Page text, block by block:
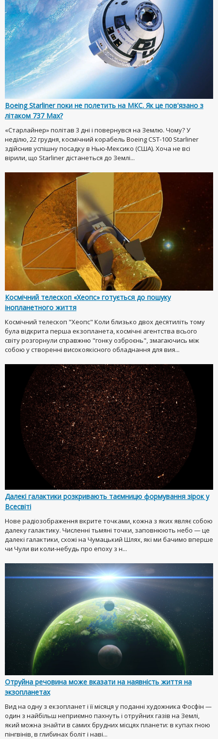
Boeing Starliner поки не полетить на МКС. Як це пов'язано з
літаком 737 Max?
«Старлайнер» політав 3 дні і повернувся на Землю. Чому? У
неділю, 22 грудня, космічний корабель Boeing CST-100 Starliner
здійснив успішну посадку в Нью-Мексико (США). Хоча не всі
вірили, що Starliner дістанеться до Землі...
Космічний телескоп «Хеопс» готується до пошуку
інопланетного життя
Космічний телескоп "Хеопс" Коли близько двох десятиліть тому
була відкрита перша екзопланета, космічні агентства всього
світу розгорнули справжню "гонку озброєнь", змагаючись між
собою у створенні високоякісного обладнання для вия...
Далекі галактики розкривають таємницю формування зірок у
Всесвіті
Нове радіозображення вкрите точками, кожна з яких являє собою
далеку галактику. Численні тьмяні точки, заповнюють небо — це
далекі галактики, схожі на Чумацький Шлях, які ми бачимо вперше
чи Чули ви коли-небудь про епоху з н...
Отруйна речовина може вказати на наявність життя на
экзопланетах
Вид на одну з екзопланет і її місяця у поданні художника Фосфін —
один з найбільш неприємно пахнуть і отруйних газів на Землі,
який можна знайти в самих брудних місцях планети: в купах гною
пінгвінів, в глибинах боліт і наві...